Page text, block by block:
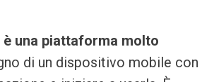
è una piattaforma molto
di un dispositivo mobile con